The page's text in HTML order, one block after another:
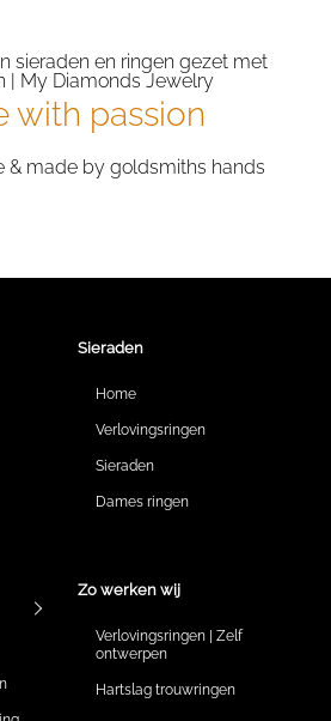
with passion
& made by goldsmiths hands
Sieraden
Home
Verlovingsringen
Sieraden
Dames ringen
Zo werken wij
Verlovingsringen | Zelf
ontwerpen
Hartslag trouwringen